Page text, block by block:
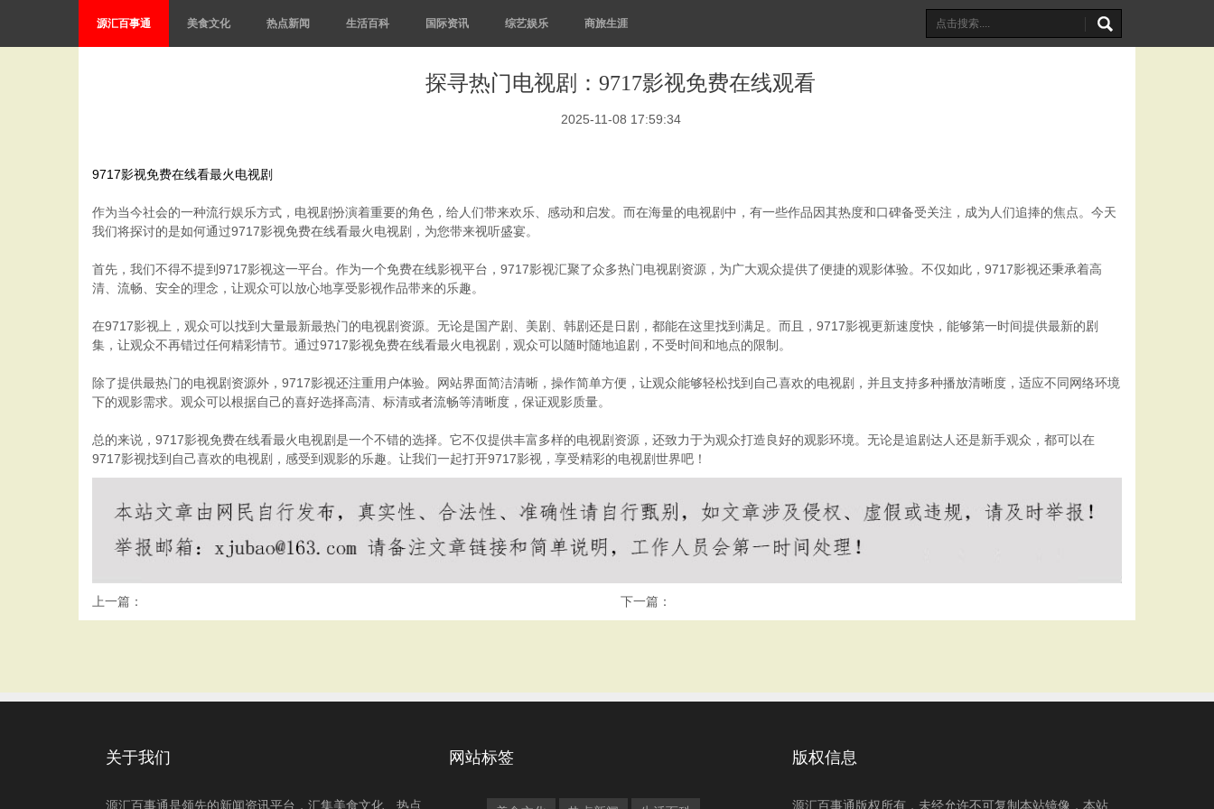
源汇百事通 美食文化 热点新闻 生活百科 国际资讯 综艺娱乐 商旅生涯
探寻热门电视剧：9717影视免费在线观看
2025-11-08 17:59:34
9717影视免费在线看最火电视剧
作为当今社会的一种流行娱乐方式，电视剧扮演着重要的角色，给人们带来欢乐、感动和启发。而在海量的电视剧中，有一些作品因其热度和口碑备受关注，成为人们追捧的焦点。今天
我们将探讨的是如何通过9717影视免费在线看最火电视剧，为您带来视听盛宴。
首先，我们不得不提到9717影视这一平台。作为一个免费在线影视平台，9717影视汇聚了众多热门电视剧资源，为广大观众提供了便捷的观影体验。不仅如此，9717影视还秉承着高
清、流畅、安全的理念，让观众可以放心地享受影视作品带来的乐趣。
在9717影视上，观众可以找到大量最新最热门的电视剧资源。无论是国产剧、美剧、韩剧还是日剧，都能在这里找到满足。而且，9717影视更新速度快，能够第一时间提供最新的剧
集，让观众不再错过任何精彩情节。通过9717影视免费在线看最火电视剧，观众可以随时随地追剧，不受时间和地点的限制。
除了提供最热门的电视剧资源外，9717影视还注重用户体验。网站界面简洁清晰，操作简单方便，让观众能够轻松找到自己喜欢的电视剧，并且支持多种播放清晰度，适应不同网络环境
下的观影需求。观众可以根据自己的喜好选择高清、标清或者流畅等清晰度，保证观影质量。
总的来说，9717影视免费在线看最火电视剧是一个不错的选择。它不仅提供丰富多样的电视剧资源，还致力于为观众打造良好的观影环境。无论是追剧达人还是新手观众，都可以在
9717影视找到自己喜欢的电视剧，感受到观影的乐趣。让我们一起打开9717影视，享受精彩的电视剧世界吧！
上一篇： 下一篇：
关于我们
源汇百事通是领先的新闻资讯平台，汇集美食文化、热点
网站标签 版权信息
源汇百事通版权所有，未经允许不可复制本站镜像，本站